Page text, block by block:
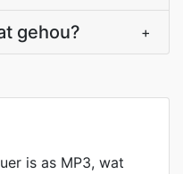
gehou? +
is as MP3, wat